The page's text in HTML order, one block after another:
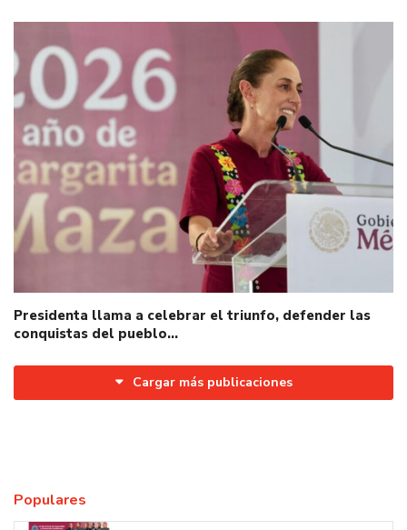
Presidenta llama a celebrar el triunfo, defender las
conquistas del pueblo…
Cargar más publicaciones
Populares